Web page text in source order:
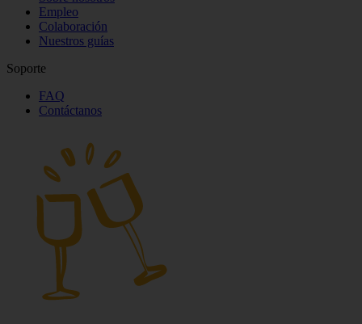
Empleo
Colaboración
Nuestros guías
Soporte
FAQ
Contáctanos